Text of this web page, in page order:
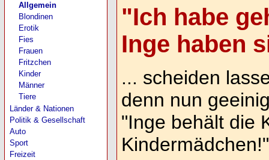
"Ich habe
Inge haben
... scheiden
denn nun
"Inge behält die
Kindermädchen!"
Allgemein
Blondinen
Erotik
Fies
Frauen
Fritzchen
Kinder
Männer
Tiere
Länder & Nationen
Politik & Gesellschaft
Auto
Sport
Freizeit